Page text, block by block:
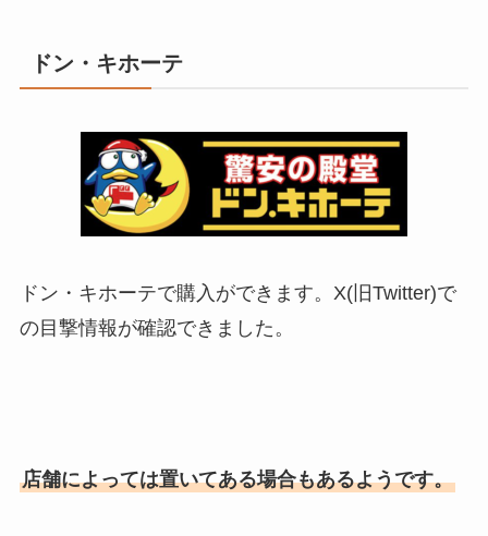
ドン・キホーテ
ドン・キホーテで購入ができます。X(旧Twitter)で
の目撃情報が確認できました。
店舗によっては置いてある場合もあるようです。